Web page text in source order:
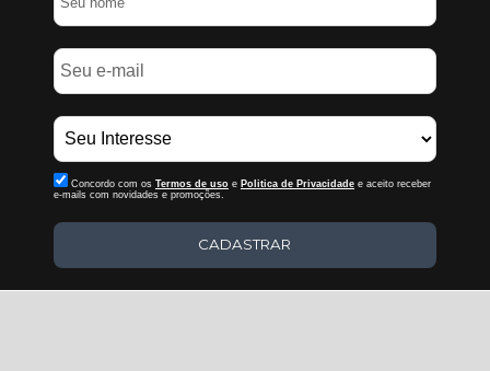
Concordo com os Termos de uso e Politica de Privacidadee aceito receber
e-mails com novidades e promoções.
CADASTRAR